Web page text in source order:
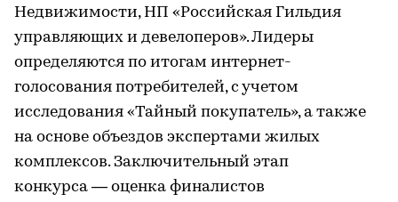
Недвижимости, НП «Российская Гильдия
управляющих и девелоперов». Лидеры
определяются по итогам интернет-
голосования потребителей, с учетом
исследования «Тайный покупатель», а также
на основе объездов экспертами жилых
комплексов. Заключительный этап
конкурса — оценка финалистов